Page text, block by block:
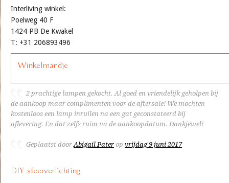
Interliving winkel:
Poelweg 40 F
1424 PB De Kwakel
T: +31 206893496
Winkelmandje
2 prachtige lampen gekocht. Al goed en vriendelijk geholpen bij
de aankoop maar complimenten voor de aftersale! We mochten
kostenloos een lamp inruilen na een gat geconstateerd bij
aflevering. En dat zelfs ruim na de aankoopdatum. Dankjewel!
Geplaatst doorAbigail Pater op vrijdag 9 juni 2017
DIY sfeerverlichting